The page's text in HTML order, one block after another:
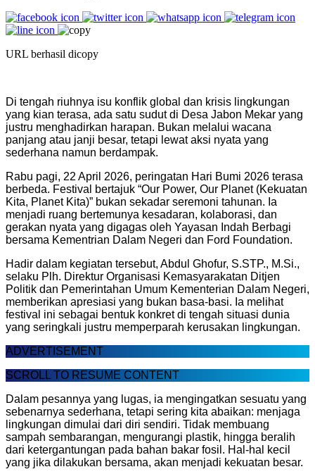
URL berhasil dicopy
Di tengah riuhnya isu konflik global dan krisis lingkungan
yang kian terasa, ada satu sudut di Desa Jabon Mekar yang
justru menghadirkan harapan. Bukan melalui wacana
panjang atau janji besar, tetapi lewat aksi nyata yang
sederhana namun berdampak.
Rabu pagi, 22 April 2026, peringatan Hari Bumi 2026 terasa
berbeda. Festival bertajuk “Our Power, Our Planet (Kekuatan
Kita, Planet Kita)” bukan sekadar seremoni tahunan. Ia
menjadi ruang bertemunya kesadaran, kolaborasi, dan
gerakan nyata yang digagas oleh Yayasan Indah Berbagi
bersama Kementrian Dalam Negeri dan Ford Foundation.
Hadir dalam kegiatan tersebut, Abdul Ghofur, S.STP., M.Si.,
selaku Plh. Direktur Organisasi Kemasyarakatan Ditjen
Politik dan Pemerintahan Umum Kementerian Dalam Negeri,
memberikan apresiasi yang bukan basa-basi. Ia melihat
festival ini sebagai bentuk konkret di tengah situasi dunia
yang seringkali justru memperparah kerusakan lingkungan.
ADVERTISEMENT
SCROLL TO RESUME CONTENT
Dalam pesannya yang lugas, ia mengingatkan sesuatu yang
sebenarnya sederhana, tetapi sering kita abaikan: menjaga
lingkungan dimulai dari diri sendiri. Tidak membuang
sampah sembarangan, mengurangi plastik, hingga beralih
dari ketergantungan pada bahan bakar fosil. Hal-hal kecil
yang jika dilakukan bersama, akan menjadi kekuatan besar.